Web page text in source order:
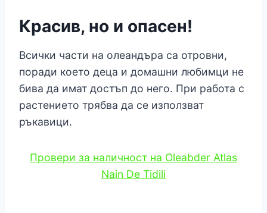
Красив, но и опасен!
Всички части на олеандъра са отровни,
поради което деца и домашни любимци не
бива да имат достъп до него. При работа с
растението трябва да се използват
ръкавици.
Провери за наличност на Oleabder Atlas
Nain De Tidili